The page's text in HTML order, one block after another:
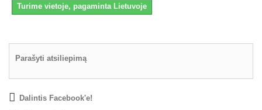
Turime vietoje, pagaminta Lietuvoje
Parašyti atsiliepimą
Dalintis Facebook'e!